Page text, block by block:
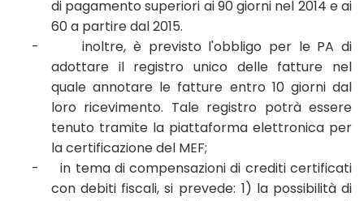
di pagamento superiori ai 90 giorni nel 2014 e ai
60 a partire dal 2015.
-
inoltre, è previsto l'obbligo per le PA di
adottare il registro unico delle fatture nel
quale annotare le fatture entro 10 giorni dal
loro ricevimento. Tale registro potrà essere
tenuto tramite la piattaforma elettronica per
la certificazione del MEF;
-
in tema di compensazioni di crediti certificati
con debiti fiscali, si prevede: 1) la possibilità di